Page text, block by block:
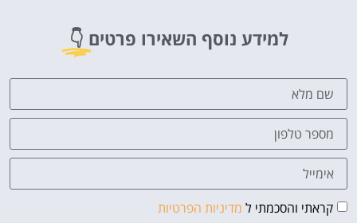
למידע נוסף השאירו פרטים 👇
קראתי והסכמתי ל מדיניות הפרטיות